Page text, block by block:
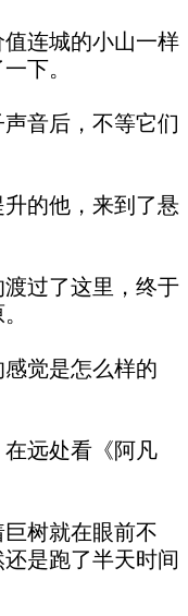
城的小山一样
下。
后，不等它们
他，来到了悬
了这里，终于
是怎么样的
处看《阿凡
就在眼前不
是跑了半天时间